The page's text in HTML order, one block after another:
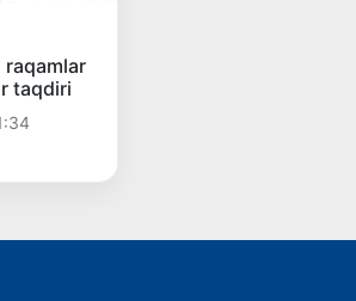
raqamlar
taqdiri